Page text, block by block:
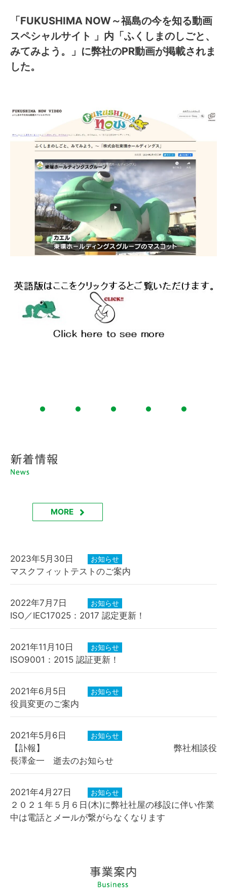
「FUKUSHIMA NOW～福島の今を知る動画
スペシャルサイト 」内「ふくしまのしごと、
みてみよう。」 に弊社のPR動画が掲載されま
した。
MORE
2023年5月30日 お知らせ
マスクフィットテストのご案内
2022年7月7日 お知らせ
ISO／IEC17025：2017 認定更新！
2021年11月10日 お知らせ
ISO9001：2015 認証更新！
2021年6月5日 お知らせ
役員変更のご案内
2021年5月6日 お知らせ
【訃報】 弊社相談役
長澤金一 逝去のお知らせ
2021年4月27日 お知らせ
２０２１年５月６日(木)に弊社社屋の移設に伴い作業
中は電話とメールが繋がらなくなります